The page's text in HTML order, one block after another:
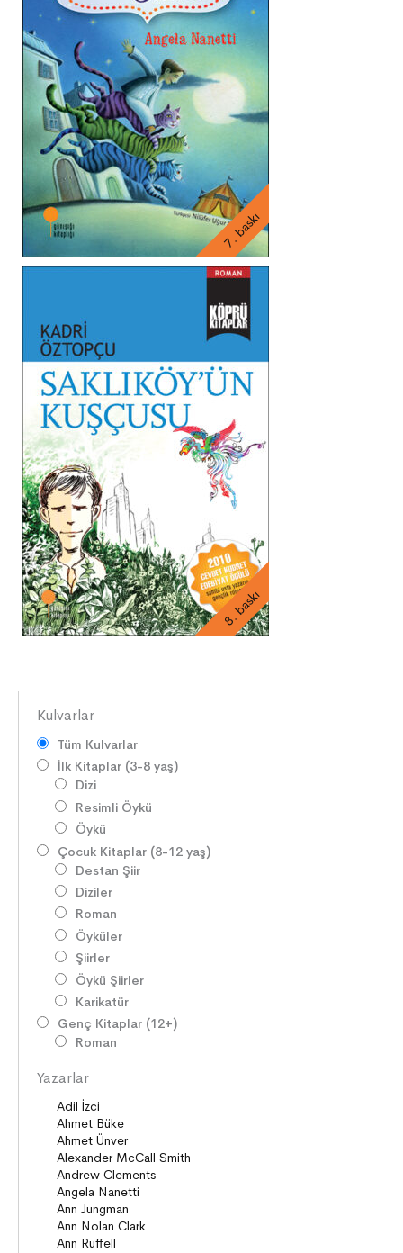
7. baskı
8. baskı
Kulvarlar
Tüm Kulvarlar
İlk Kitaplar (3-8 yaş)
Dizi
Resimli Öykü
Öykü
Çocuk Kitaplar (8-12 yaş)
Destan Şiir
Diziler
Roman
Öyküler
Şiirler
Öykü Şiirler
Karikatür
Genç Kitaplar (12+)
Roman
Öyküler
Şiirler
Deneme
Anlatı
Seçki
Köprü Kitaplar (10+)
Roman
Öyküler
Yazarlar